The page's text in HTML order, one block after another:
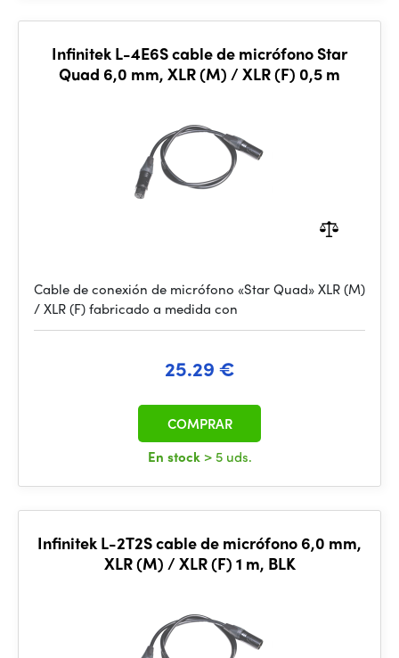
Infinitek L-4E6S cable de micrófono Star
Quad 6,0 mm, XLR (M) / XLR (F) 0,5 m
Cable de conexión de micrófono «Star Quad» XLR (M)
/ XLR (F) fabricado a medida con
25.29 €
En stock > 5 uds.
COMPRAR
Infinitek L-2T2S cable de micrófono 6,0 mm,
XLR (M) / XLR (F) 1 m, BLK